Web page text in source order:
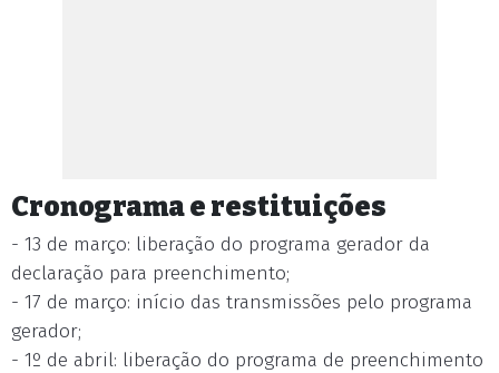
Cronograma e restituições
- 13 de março: liberação do programa gerador da
declaração para preenchimento;
- 17 de março: início das transmissões pelo programa
gerador;
- 1º de abril: liberação do programa de preenchimento